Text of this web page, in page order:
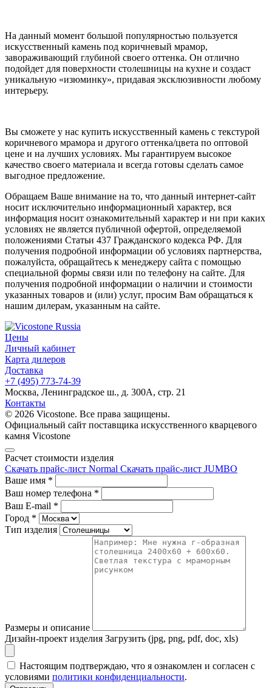
На данный момент большой популярностью пользуется
искусственный камень под коричневый мрамор,
завораживающий глубиной своего оттенка. Он отлично
подойдет для поверхности столешницы на кухне и создаст
уникальную «изюминку», придавая эксклюзивности любому
интерьеру.
Вы сможете у нас купить искусственный камень с текстурой
коричневого мрамора и другого оттенка/цвета по оптовой
цене и на лучших условиях. Мы гарантируем высокое
качество своего материала и всегда готовы сделать самое
выгодное предложение.
Обращаем Ваше внимание на то, что данный интернет-сайт
носит исключительно информационный характер, вся
информация носит ознакомительный характер и ни при каких
условиях не является публичной офертой, определяемой
положениями Статьи 437 Гражданского кодекса РФ. Для
получения подробной информации об условиях партнерства,
пожалуйста, обращайтесь к менеджеру сайта с помощью
специальной формы связи или по телефону на сайте. Для
получения подробной информации о наличии и стоимости
указанных товаров и (или) услуг, просим Вам обращаться к
нашим дилерам, указанным на сайте.
Цены
Личный кабинет
Карта дилеров
Доставка
+7 (495) 773-74-39
Москва, Ленинградское ш., д. 300А, стр. 21
Контакты
© 2026 Vicostone. Все права защищены.
Официальный сайт поставщика искусственного кварцевого
камня Vicostone
Расчет стоимости изделия
Скачать прайс-лист Normal Скачать прайс-лист JUMBO
Ваше имя *
Ваш номер телефона *
Ваш E-mail *
Город *
Тип изделия
Размеры и описание
Дизайн-проект изделия Загрузить (jpg, png, pdf, doc, xls)
Настоящим подтверждаю, что я ознакомлен и согласен с
условиями политики конфиденциальности.